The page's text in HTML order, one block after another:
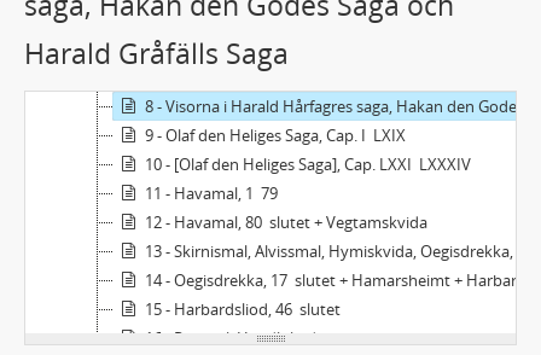
Harald Gråfälls Saga
5 - Olaf Tryggvasons Saga, Cap. XXXIII  CII
6 - Olaf Tryggvasons Saga, Cap. CIII  slutet
7 - Visorna i Olaf Tryggvasons Saga
8 - Visorna i Harald Hårfagres saga, Hakan den Godes Saga och Harald Gråfälls Saga
9 - Olaf den Heliges Saga, Cap. I  LXIX
10 - [Olaf den Heliges Saga], Cap. LXXI  LXXXIV
11 - Havamal, 1  79
12 - Havamal, 80  slutet + Vegtamskvida
13 - Skirnismal, Alvissmal, Hymiskvida, Oegisdrekka, 1  16
14 - Oegisdrekka, 17  slutet + Hamarsheimt + Harbardsliod, 1  45
15 - Harbardsliod, 46  slutet
16 - Rigsmal, Hyndluliod